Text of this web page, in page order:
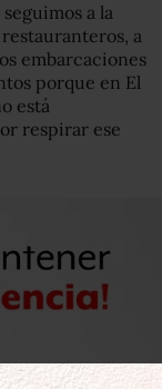
a la
a
embarcaciones
porque en El
está
respirar ese